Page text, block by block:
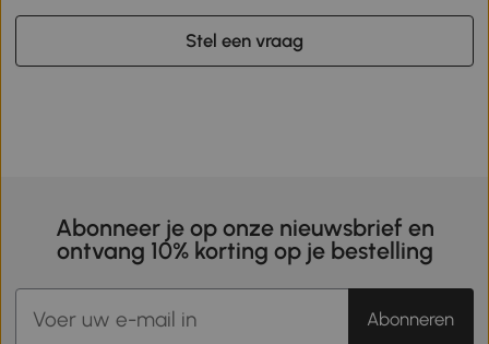
Stel een vraag
Abonneer je op onze nieuwsbrief en
ontvang 10% korting op je bestelling
Abonneren